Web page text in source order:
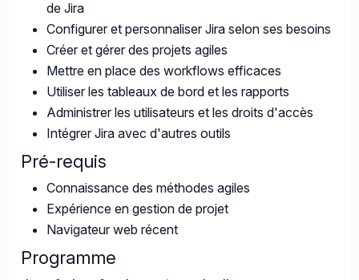
de Jira
Configurer et personnaliser Jira selon ses besoins
Créer et gérer des projets agiles
Mettre en place des workflows efficaces
Utiliser les tableaux de bord et les rapports
Administrer les utilisateurs et les droits d'accès
Intégrer Jira avec d'autres outils
Pré-requis
Connaissance des méthodes agiles
Expérience en gestion de projet
Navigateur web récent
Programme